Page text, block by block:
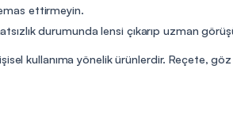
ettirmeyin.
durumunda lensi çıkarıp uzman
kullanıma yönelik ürünlerdir. Reçete,